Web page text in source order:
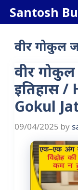
SkipSantosh
वीर गोकुल
वीर
इतिहास
Gokul
09/04/2025 by